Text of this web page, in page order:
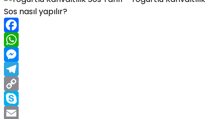
Facebook
WhatsApp
Messenger
Telegram
Copy
Link
Skype